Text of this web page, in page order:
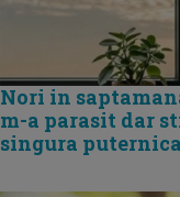
Nori in
m-a parasit dar
singura